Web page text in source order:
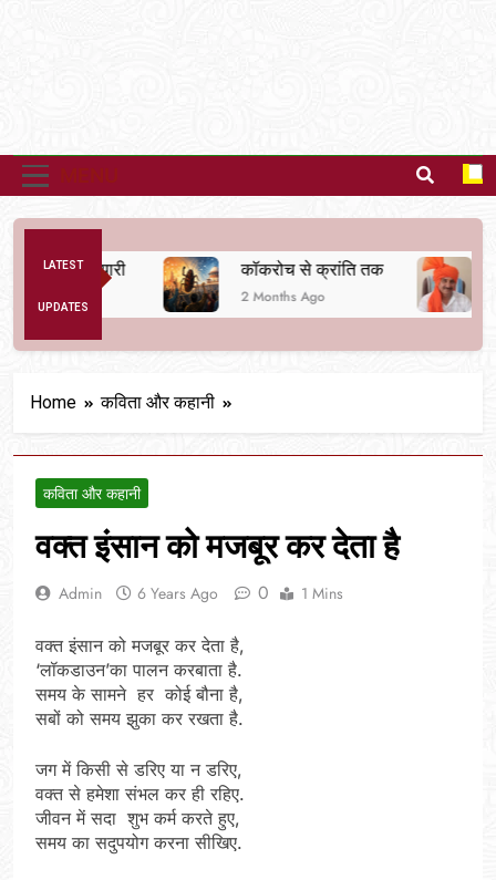
LATEST
UPDATES
की तैयारी कॉकरोच से क्रांति तक
2 Months Ago 6
Home कविता और कहानी
कविता और कहानी
वक्त इंसान को मजबूर कर देता है
Admin 6 Years Ago 0 1 Mins
वक्त इंसान को मजबूर कर देता है,
‘लॉकडाउन’का पालन करबाता है.
समय के सामने हर कोई बौना है,
सबों को समय झुका कर रखता है.
जग में किसी से डरिए या न डरिए,
वक्त से हमेशा संभल कर ही रहिए.
जीवन में सदा शुभ कर्म करते हुए,
समय का सदुपयोग करना सीखिए.